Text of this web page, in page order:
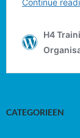
CATEGORIEEN